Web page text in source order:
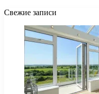
Свежие записи